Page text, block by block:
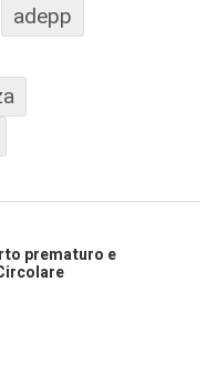
adepp
prematuro e